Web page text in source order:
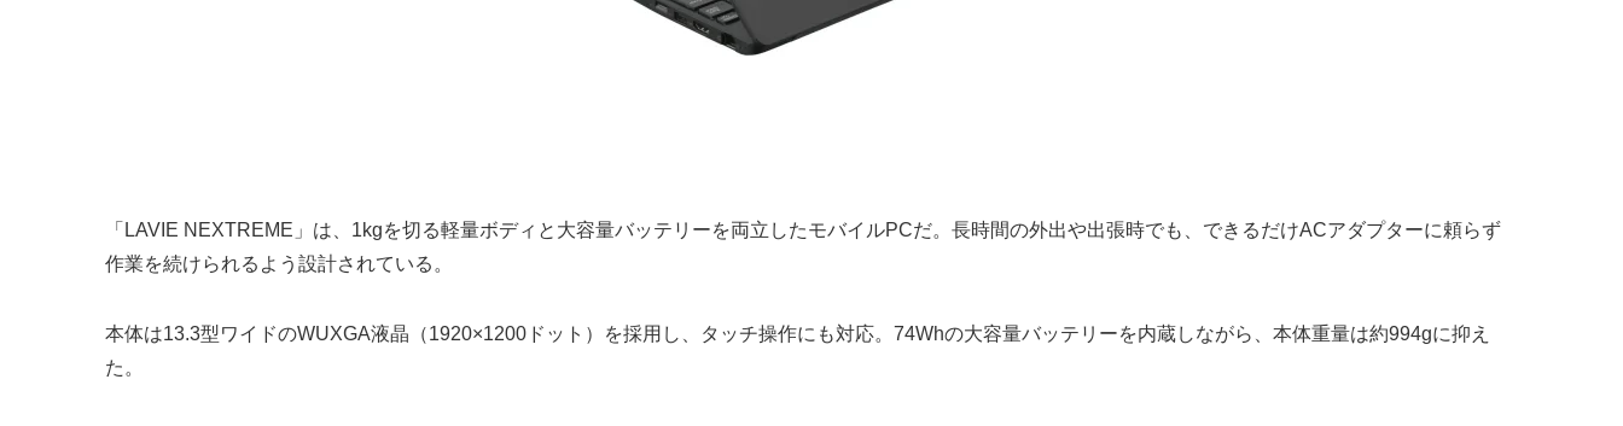
「LAVIE NEXTREME」は、1kgを切る軽量ボディと大容量バッテリーを両立したモバイルPCだ。長時間の外出や出張時でも、できるだけACアダプターに頼らず
作業を続けられるよう設計されている。
本体は13.3型ワイドのWUXGA液晶（1920×1200ドット）を採用し、タッチ操作にも対応。74Whの大容量バッテリーを内蔵しながら、本体重量は約994gに抑え
た。